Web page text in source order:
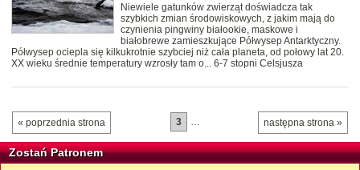
Niewiele gatunków zwierząt doświadcza tak
szybkich zmian środowiskowych, z jakim mają do
czynienia pingwiny białookie, maskowe i
białobrewe zamieszkujące Półwysep Antarktyczny.
Półwysep ociepla się kilkukrotnie szybciej niż cała planeta, od połowy lat 20.
XX wieku średnie temperatury wzrosły tam o... 6-7 stopni Celsjusza
« poprzednia strona następna strona »
3
Zostań Patronem